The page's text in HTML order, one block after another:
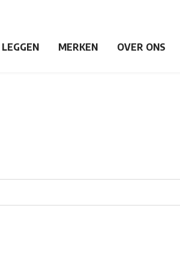
MERKEN OVER ONS